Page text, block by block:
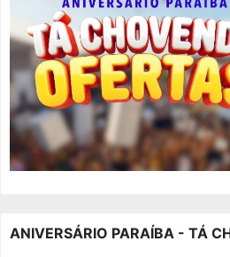
ANIVERSÁRIO PARAÍBA - TÁ